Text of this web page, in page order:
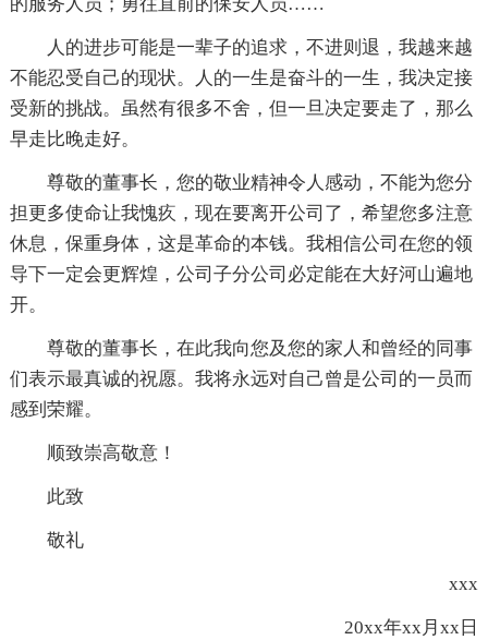
的服务人员；勇往直前的保安人员……
人的进步可能是一辈子的追求，不进则退，我越来越
不能忍受自己的现状。人的一生是奋斗的一生，我决定接
受新的挑战。虽然有很多不舍，但一旦决定要走了，那么
早走比晚走好。
尊敬的董事长，您的敬业精神令人感动，不能为您分
担更多使命让我愧疚，现在要离开公司了，希望您多注意
休息，保重身体，这是革命的本钱。我相信公司在您的领
导下一定会更辉煌，公司子分公司必定能在大好河山遍地
开。
尊敬的董事长，在此我向您及您的家人和曾经的同事
们表示最真诚的祝愿。我将永远对自己曾是公司的一员而
感到荣耀。
顺致崇高敬意！
此致
敬礼
xxx
20xx年xx月xx日